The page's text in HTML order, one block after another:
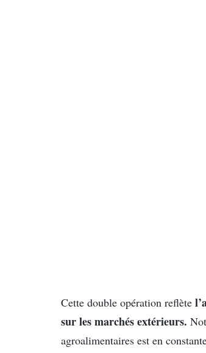
Cette double opération reflète
sur les marchés extérieurs.
agroalimentaires est en